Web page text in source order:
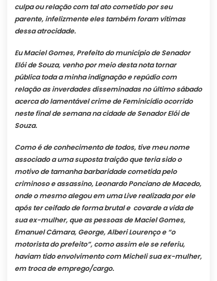
culpa ou relação com tal ato cometido por seu
parente, infelizmente eles também foram vítimas
dessa atrocidade.
Eu Maciel Gomes, Prefeito do município de Senador
Elói de Souza, venho por meio desta nota tornar
pública toda a minha indignação e repúdio com
relação as inverdades disseminadas no último sábado
acerca do lamentável crime de Feminicídio ocorrido
neste final de semana na cidade de Senador Elói de
Souza.
Como é de conhecimento de todos, tive meu nome
associado a uma suposta traição que teria sido o
motivo de tamanha barbaridade cometida pelo
criminoso e assassino, Leonardo Ponciano de Macedo,
onde o mesmo alegou em uma Live realizada por ele
após ter ceifado de forma brutal e covarde a vida de
sua ex-mulher, que as pessoas de Maciel Gomes,
Emanuel Câmara, George, Alberi Lourenço e “o
motorista do prefeito”, como assim ele se referiu,
haviam tido envolvimento com Micheli sua ex-mulher,
em troca de emprego/cargo.